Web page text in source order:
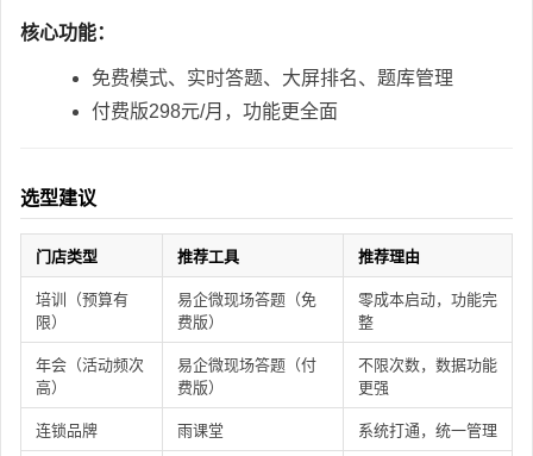
核心功能：
免费模式、实时答题、大屏排名、题库管理
付费版298元/月，功能更全面
选型建议
门店类型 推荐工具 推荐理由
培训（预算有
限）
易企微现场答题（免
费版）
零成本启动，功能完
整
年会（活动频次
高）
易企微现场答题（付
费版）
不限次数，数据功能
更强
连锁品牌 雨课堂 系统打通，统一管理